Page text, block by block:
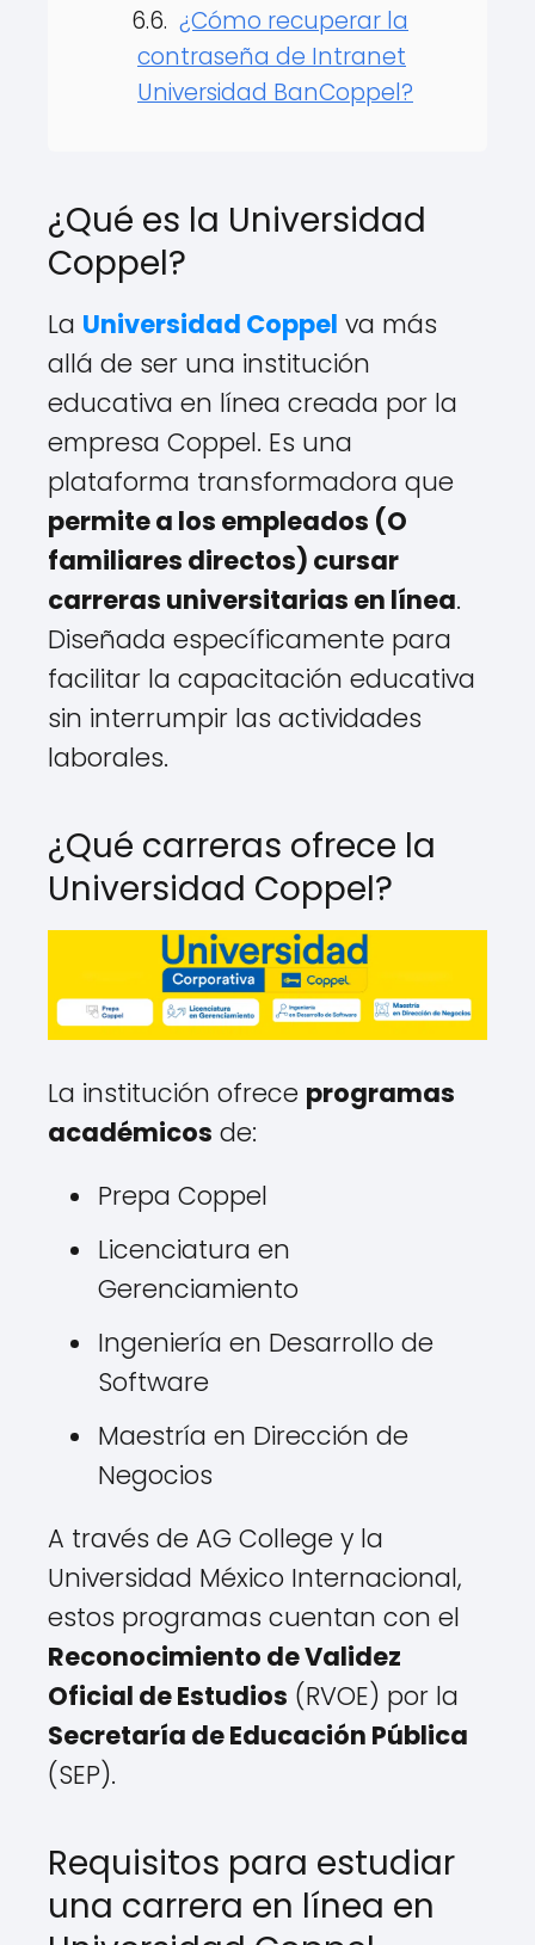
¿Cómo recuperar la
contraseña de Intranet
Universidad BanCoppel?
¿Qué es la Universidad
Coppel?
La Universidad Coppel va más
allá de ser una institución
educativa en línea creada por la
empresa Coppel. Es una
plataforma transformadora que
permite a los empleados (O
familiares directos) cursar
carreras universitarias en línea.
Diseñada específicamente para
facilitar la capacitación educativa
sin interrumpir las actividades
laborales.
¿Qué carreras ofrece la
Universidad Coppel?
La institución ofrece programas
académicos de:
Prepa Coppel
Licenciatura en
Gerenciamiento
Ingeniería en Desarrollo de
Software
Maestría en Dirección de
Negocios
A través de AG College y la
Universidad México Internacional,
estos programas cuentan con el
Reconocimiento de Validez
Oficial de Estudios (RVOE) por la
Secretaría de Educación Pública
(SEP).
Requisitos para estudiar
una carrera en línea en